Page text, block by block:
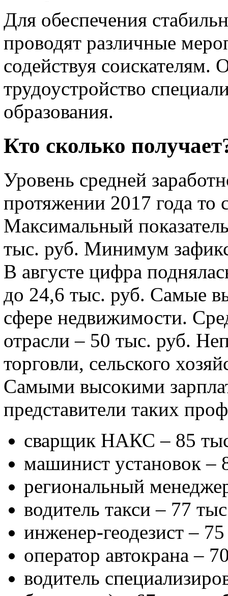
Для обеспечения
проводят различные
содействуя соискателям.
трудоустройство
образования.
Кто сколько
Уровень средней
протяжении 2017 года
Максимальный
тыс. руб. Минимум
В августе цифра
до 24,6 тыс. руб. Самые
сфере недвижимости.
отрасли – 50 тыс. руб.
торговли, сельского
Самыми высокими
представители таких
сварщик НАКС – 85
машинист установок –
региональный
водитель такси – 77
инженер-геодезист –
оператор автокрана –
водитель